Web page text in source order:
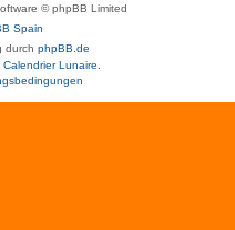
© phpBB Limited
Spain
durch phpBB.de
Lunaire.